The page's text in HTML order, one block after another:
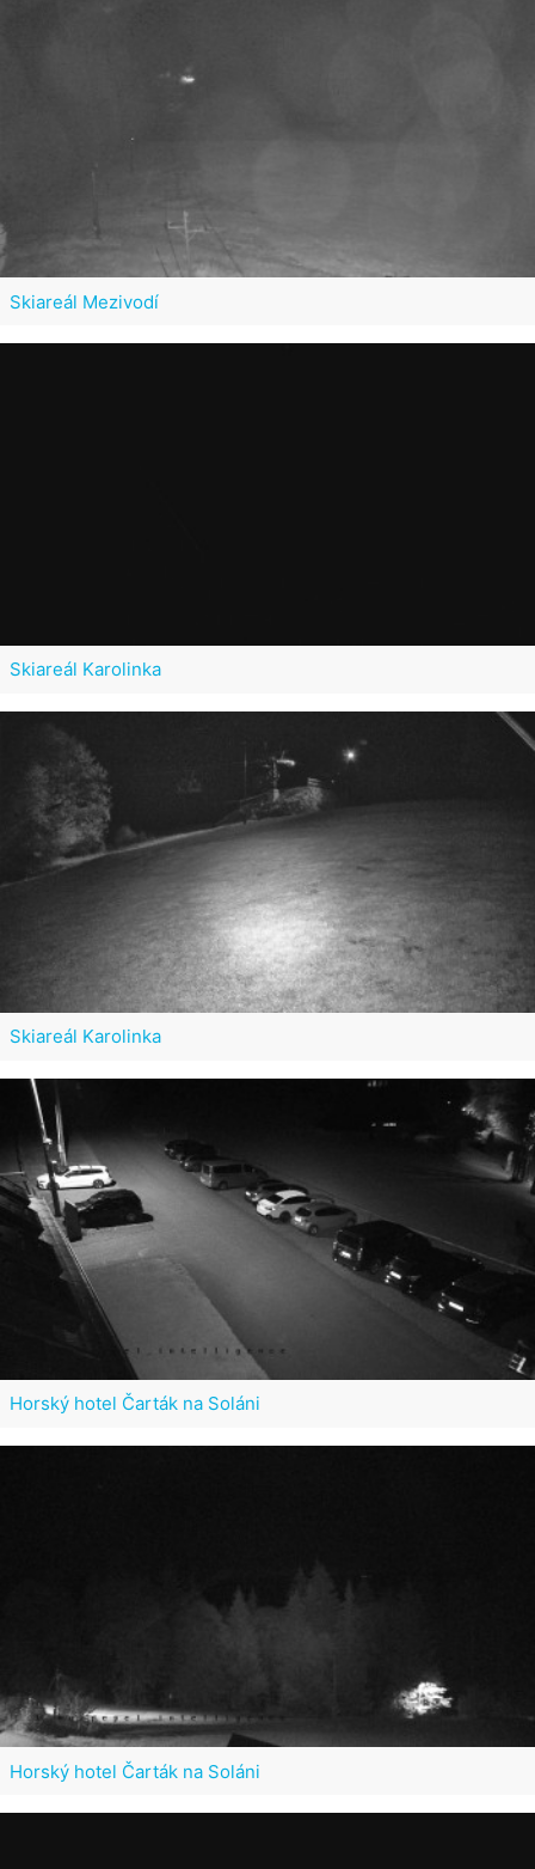
Skiareál Mezivodí
Skiareál Karolinka
Skiareál Karolinka
Horský hotel Čarták na Soláni
Horský hotel Čarták na Soláni